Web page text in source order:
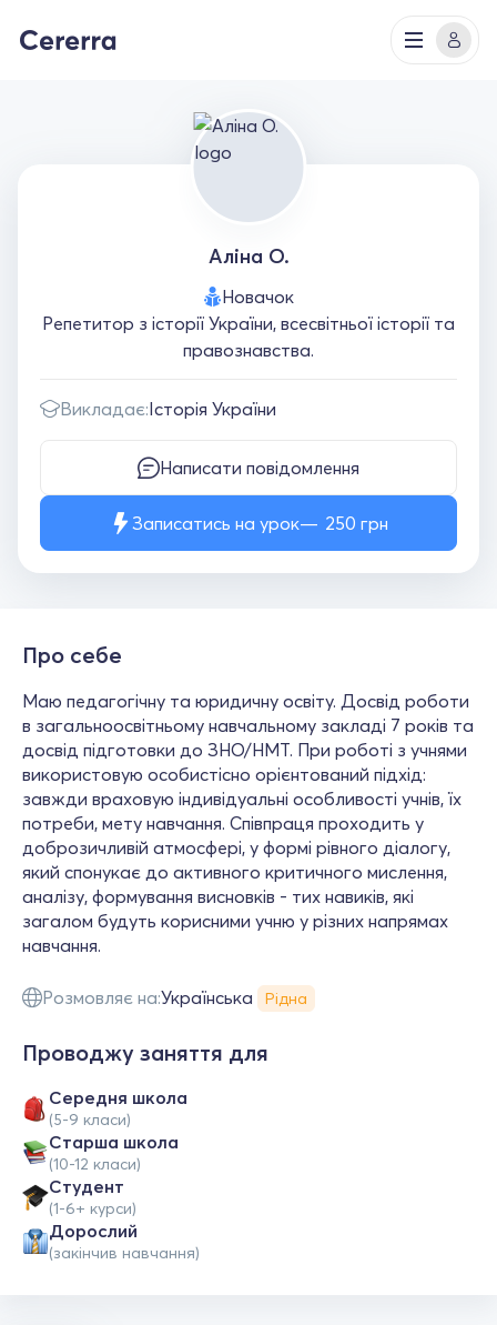
Аліна О.
Новачок
Репетитор з історії України, всесвітньої історії та
правознавства.
Викладає:Історія України
Написати повідомлення
Записатись на урок 250 грн
Про себе
Маю педагогічну та юридичну освіту. Досвід роботи
в загальноосвітньому навчальному закладі 7 років та
досвід підготовки до ЗНО/НМТ. При роботі з учнями
використовую особистісно орієнтований підхід:
завжди враховую індивідуальні особливості учнів, їх
потреби, мету навчання. Співпраця проходить у
доброзичливій атмосфері, у формі рівного діалогу,
який спонукає до активного критичного мислення,
аналізу, формування висновків - тих навиків, які
загалом будуть корисними учню у різних напрямах
навчання.
Розмовляє на:Українська Рідна
Проводжу заняття для
Середня школа
(5-9 класи)
Старша школа
(10-12 класи)
Студент
(1-6+ курси)
Дорослий
(закінчив навчання)